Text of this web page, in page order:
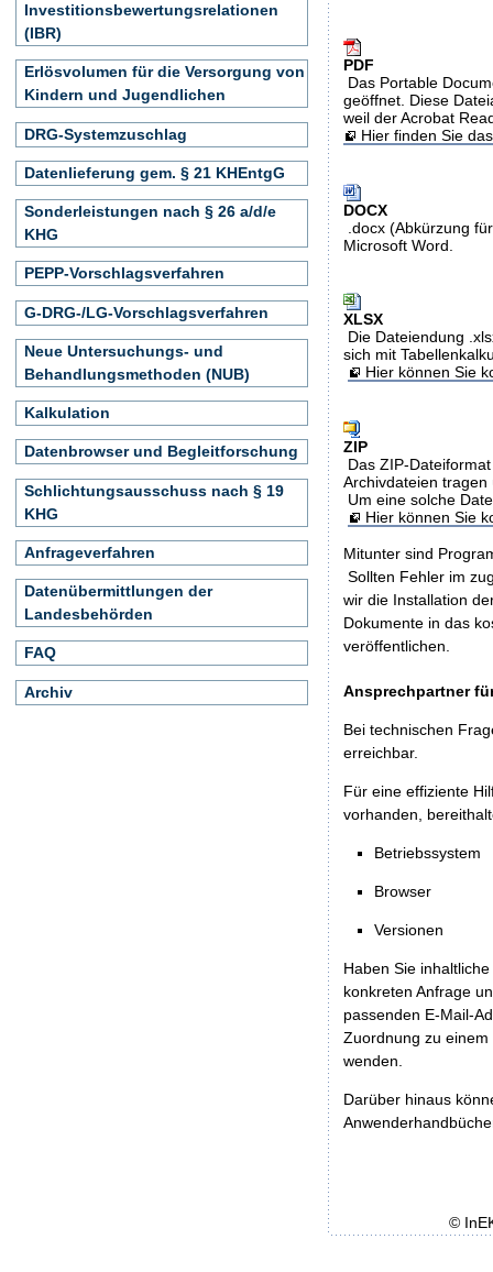
PDF
Das Portable
geöffnet. Diese
weil der Acrobat
Hier finden Sie
DOCX
.docx (Abkürzung
Microsoft Word.
XLSX
Die Dateiendung
sich mit
Hier können Sie
ZIP
Das ZIP-
Archivdateien
Um eine solche
Hier können Sie
Mitunter sind
Sollten Fehler im
wir die Installation
Dokumente in das
veröffentlichen.
Ansprechpartner
Bei technischen
erreichbar.
Für eine effiziente
vorhanden,
Betriebssystem
Browser
Versionen
Haben Sie
konkreten Anfrage
passenden E-Mail-
Zuordnung zu
wenden.
Darüber hinaus
Investitionsbewertungsrelationen
(IBR)
Erlösvolumen für die Versorgung von
Kindern und Jugendlichen
DRG-Systemzuschlag
Datenlieferung gem. § 21 KHEntgG
Sonderleistungen nach § 26 a/d/e
KHG
PEPP-Vorschlagsverfahren
G-DRG-/LG-Vorschlagsverfahren
Neue Untersuchungs- und
Behandlungsmethoden (NUB)
Kalkulation
Datenbrowser und Begleitforschung
Schlichtungsausschuss nach § 19
KHG
Anfrageverfahren
Datenübermittlungen der
Landesbehörden
FAQ
Archiv
©